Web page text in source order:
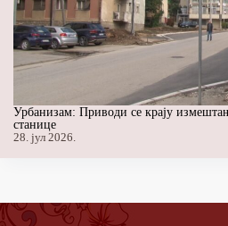
Урбанизам: Приводи се крају
станице
28. јул 2026.